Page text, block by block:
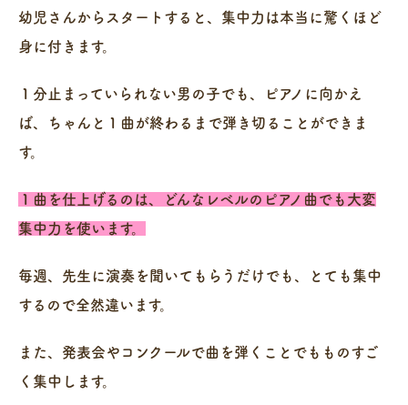
幼児さんからスタートすると、集中力は本当に驚くほど
身に付きます。
１分止まっていられない男の子でも、ピアノに向かえ
ば、ちゃんと１曲が終わるまで弾き切ることができま
す。
１曲を仕上げるのは、どんなレベルのピアノ曲でも大変
集中力を使います。
毎週、先生に演奏を聞いてもらうだけでも、とても集中
するので全然違います。
また、発表会やコンクールで曲を弾くことでもものすご
く集中します。